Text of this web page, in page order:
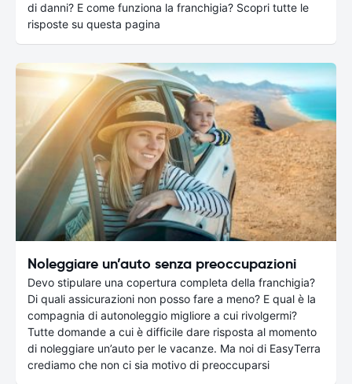
di danni? E come funziona la franchigia? Scopri tutte le
risposte su questa pagina
Noleggiare un’auto senza preoccupazioni
Devo stipulare una copertura completa della franchigia?
Di quali assicurazioni non posso fare a meno? E qual è la
compagnia di autonoleggio migliore a cui rivolgermi?
Tutte domande a cui è difficile dare risposta al momento
di noleggiare un’auto per le vacanze. Ma noi di EasyTerra
crediamo che non ci sia motivo di preoccuparsi